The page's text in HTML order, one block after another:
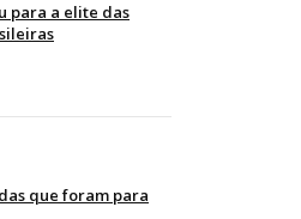
para a elite das
que foram para